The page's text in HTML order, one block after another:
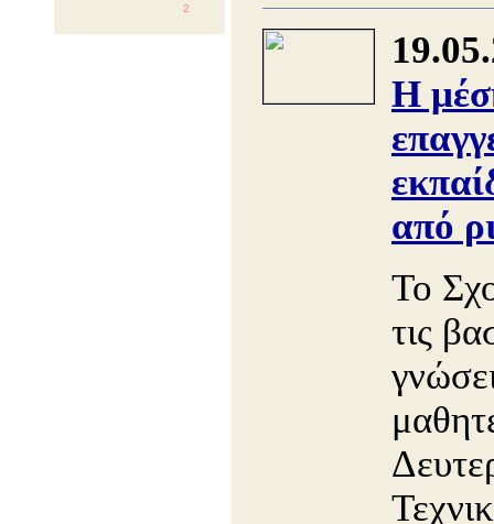
2
Η
από
Το
τις